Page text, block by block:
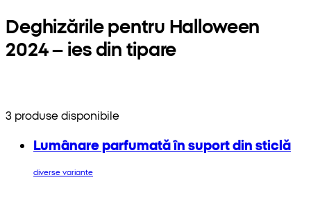
Deghizările pentru Halloween
2024 – ies din tipare
3 produse disponibile
Lumânare parfumată în suport din sticlă
diverse variante